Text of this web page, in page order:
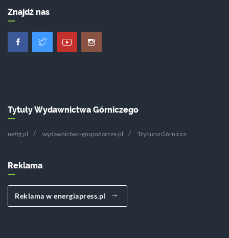
Znajdź nas
Tytuły Wydawnictwa Górniczego
nettg.pl wydawnictwo-gospodarcze.pl Trybuna Górnicza
Reklama
Reklama w energiapress.pl